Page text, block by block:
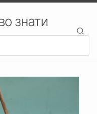
знати